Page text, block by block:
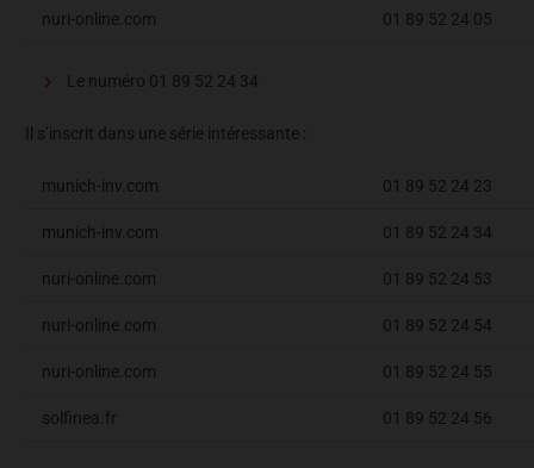
nuri-online.com 01 89 52 24 05
Le numéro 01 89 52 24 34
Il s’inscrit dans une série intéressante :
munich-inv.com 01 89 52 24 23
munich-inv.com 01 89 52 24 34
nuri-online.com 01 89 52 24 53
nuri-online.com 01 89 52 24 54
nuri-online.com 01 89 52 24 55
solfinea.fr 01 89 52 24 56